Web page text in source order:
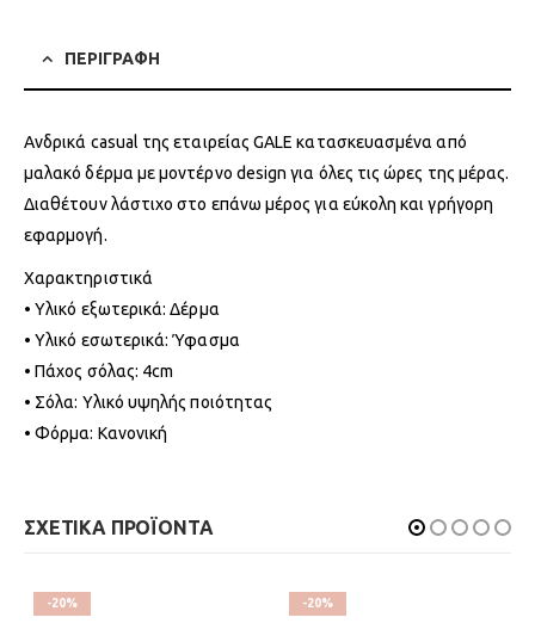
ΠΕΡΙΓΡΑΦΗ
Ανδρικά casual της εταιρείας GALE κατασκευασμένα από
μαλακό δέρμα με μοντέρνο design για όλες τις ώρες της μέρας.
Διαθέτουν λάστιχο στο επάνω μέρος για εύκολη και γρήγορη
εφαρμογή.
Χαρακτηριστικά
• Υλικό εξωτερικά: Δέρμα
• Υλικό εσωτερικά: Ύφασμα
• Πάχος σόλας: 4cm
• Σόλα: Υλικό υψηλής ποιότητας
• Φόρμα: Κανονική
ΣΧΕΤΙΚΑ ΠΡΟΪΟΝΤΑ
-20% -20%